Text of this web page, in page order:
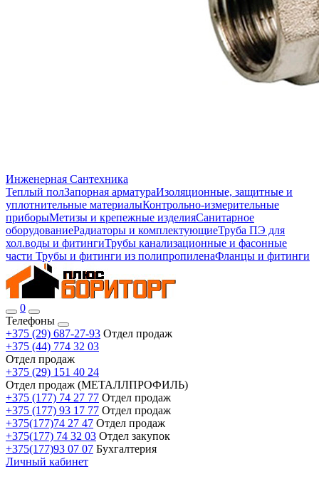
Инженерная Сантехника
Теплый полЗапорная арматураИзоляционные, защитные и
уплотнительные материалыКонтрольно-измерительные
приборыМетизы и крепежные изделияСанитарное
оборудованиеРадиаторы и комплектующиеТруба ПЭ для
хол.воды и фитингиТрубы канализационные и фасонные
части Трубы и фитинги из полипропиленаФланцы и фитинги
0
Телефоны
+375 (29) 687-27-93 Отдел продаж
+375 (44) 774 32 03
Отдел продаж
+375 (29) 151 40 24
Отдел продаж (МЕТАЛЛПРОФИЛЬ)
+375 (177) 74 27 77 Отдел продаж
+375 (177) 93 17 77 Отдел продаж
+375(177)74 27 47 Отдел продаж
+375(177) 74 32 03 Отдел закупок
+375(177)93 07 07 Бухгалтерия
Личный кабинет